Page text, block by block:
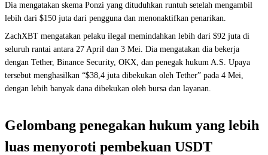
Dia mengatakan skema Ponzi yang dituduhkan runtuh setelah mengambil
lebih dari $150 juta dari pengguna dan menonaktifkan penarikan.
ZachXBT mengatakan pelaku ilegal memindahkan lebih dari $92 juta di
seluruh rantai antara 27 April dan 3 Mei. Dia mengatakan dia bekerja
dengan Tether, Binance Security, OKX, dan penegak hukum A.S. Upaya
tersebut menghasilkan “$38,4 juta dibekukan oleh Tether” pada 4 Mei,
dengan lebih banyak dana dibekukan oleh bursa dan layanan.
Gelombang penegakan hukum yang lebih
luas menyoroti pembekuan USDT